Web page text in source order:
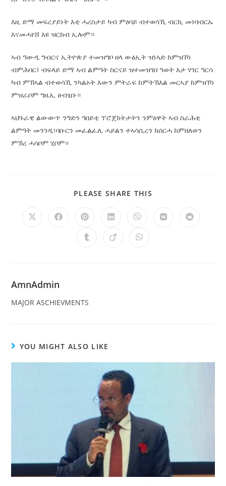
እዚ ድማ መፍረያይነት እቲ ሓረስታይ ካብ ምዕባይ ብተወሳኺ ብርኪ መነባብርኡ
እናመሓየሸ እዩ ዝርከብ ኢሎም።
ኣብ ዓውዲ ግብርና ኢትዮጵያ ተመዝግቦ ዘላ ውፅኢት ዝነኣድ ከምዝኾነ
ብምሕባር፤ ብፍላይ ድማ ኣብ ልምዓት ስርናይ ዝተመዝገበ ዓወት እታ ሃገር ዓርሳ
ካብ ምኽኣል ብተወሳኺ ንካልኦት እውን ምትራፍ ከምትኽእል መርኣያ ከምዝኾነ
ምዝራቦም ግዜኢ ፀብፂቡ።
ኣህጉራዊ ልውውጥ ንግድን ዓበይቲ ፕሮጀክትታትን ንምዕዋት ኣብ ስራሕቲ
ልምዓት መንገዲ፣ባቡርን መፈልፈሊ ሓይልን ተኣሳሲረን ክሰርሓ ከምዘለወን
ምኽረ ሓሳቦም ሂቦም።
PLEASE SHARE THIS
AmnAdmin
MAJOR ASCHIEVMENTS
YOU MIGHT ALSO LIKE